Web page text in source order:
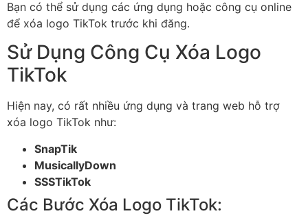
Bạn có thể sử dụng các ứng dụng hoặc công cụ online
để xóa logo TikTok trước khi đăng.
Sử Dụng Công Cụ Xóa Logo
TikTok
Hiện nay, có rất nhiều ứng dụng và trang web hỗ trợ
xóa logo TikTok như:
SnapTik
MusicallyDown
SSSTikTok
Các Bước Xóa Logo TikTok: